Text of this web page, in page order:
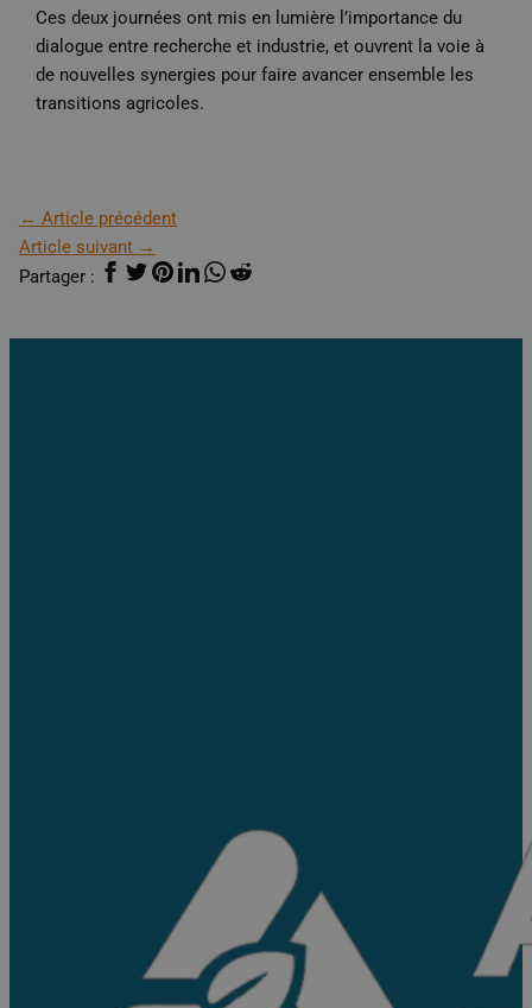
Ces deux journées ont mis en lumière l’importance du
dialogue entre recherche et industrie, et ouvrent la voie à
de nouvelles synergies pour faire avancer ensemble les
transitions agricoles.
← Article précédent
Article suivant →
Partager :